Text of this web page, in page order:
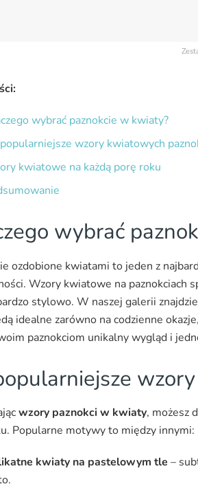
wybrać paznokcie w kwiaty?
wzory kwiatowych
kwiatowe na każdą porę roku
wybrać
ozdobione kwiatami to jeden z
Wzory kwiatowe na paznokciach
stylowo. W naszej galerii
idealne zarówno na codzienne
paznokciom unikalny wygląd i
wzory paznokci w kwiaty, możesz
Popularne motywy to między innymi:
kwiaty na pastelowym tle –